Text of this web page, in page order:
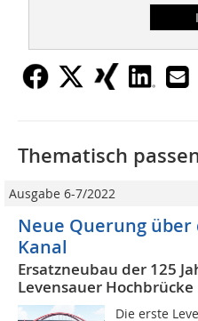
Thematisch
Ausgabe 6-7/2022
Neue Querung über
Kanal
Ersatzneubau der 125
Levensauer Hochbrücke
Die erste